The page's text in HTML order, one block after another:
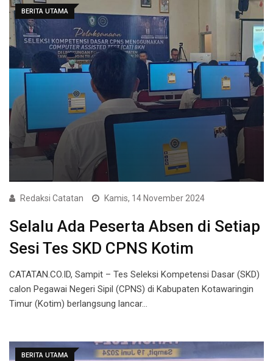
BERITA UTAMA
Redaksi Catatan Kamis, 14 November 2024
Selalu Ada Peserta Absen di Setiap
Sesi Tes SKD CPNS Kotim
CATATAN.CO.ID, Sampit – Tes Seleksi Kompetensi Dasar (SKD)
calon Pegawai Negeri Sipil (CPNS) di Kabupaten Kotawaringin
Timur (Kotim) berlangsung lancar…
BERITA UTAMA